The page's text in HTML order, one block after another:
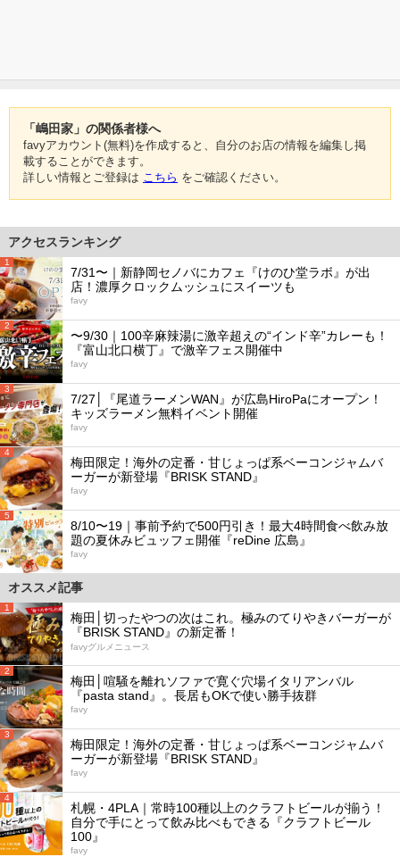
「嶋田家」の関係者様へ
favyアカウント(無料)を作成すると、自分のお店の情報を編集し掲
載することができます。
詳しい情報とご登録は こちら をご確認ください。
アクセスランキング
1
7/31〜｜新静岡セノバにカフェ『けのひ堂ラボ』が出
店！濃厚クロックムッシュにスイーツも
favy
2
〜9/30｜100辛麻辣湯に激辛超えの“インド辛”カレーも！
『富山北口横丁』で激辛フェス開催中
favy
3
7/27│『尾道ラーメンWAN』が広島HiroPaにオープン！
キッズラーメン無料イベント開催
favy
4
梅田限定！海外の定番・甘じょっぱ系ベーコンジャムバ
ーガーが新登場『BRISK STAND』
favy
5
8/10〜19｜事前予約で500円引き！最大4時間食べ飲み放
題の夏休みビュッフェ開催『reDine 広島』
favy
オススメ記事
1
梅田│切ったやつの次はこれ。極みのてりやきバーガーが
『BRISK STAND』の新定番！
favyグルメニュース
2
梅田│喧騒を離れソファで寛ぐ穴場イタリアンバル
『pasta stand』。長居もOKで使い勝手抜群
favy
3
梅田限定！海外の定番・甘じょっぱ系ベーコンジャムバ
ーガーが新登場『BRISK STAND』
favy
4
札幌・4PLA｜常時100種以上のクラフトビールが揃う！
自分で手にとって飲み比べもできる『クラフトビール
100』
favy